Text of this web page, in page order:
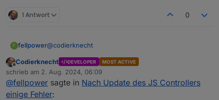
Adapter muss man schon selbst ausführen.
1 Antwort 0
F fellpower@codierknecht
Weil ich damit noch andere Sachen mache. Warum,
oder wieso spielt doch keine Rolle für das Problem.
Wie könnte man das jetzt lösen? Das Container
Image neu downloaden und einfach neu ausrollen?
Offline
Codierknecht DEVELOPER MOST ACTIVE
schrieb am 2. Aug. 2024, 06:09
zuletzt editiert von
@fellpower sagte in Nach Update des JS Controllers
einige Fehler: